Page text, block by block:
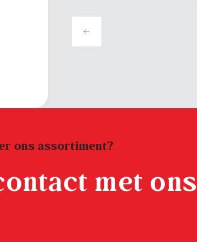
ons assortiment?
met ons